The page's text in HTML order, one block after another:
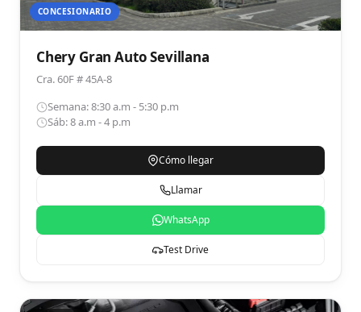
CONCESIONARIO
Chery Gran Auto Sevillana
Cra. 60F # 45A-8
Semana: 8:30 a.m - 5:30 p.m
Sáb: 8 a.m - 4 p.m
Cómo llegar
Llamar
WhatsApp
Test Drive